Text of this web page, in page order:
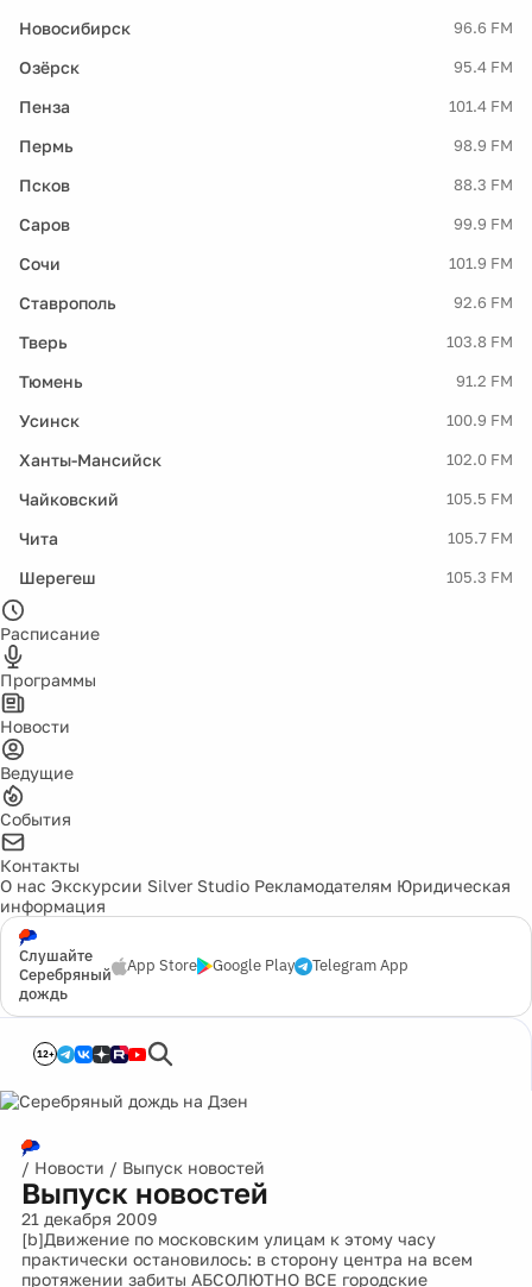
Новосибирск 96.6 FM
Озёрск 95.4 FM
Пенза 101.4 FM
Пермь 98.9 FM
Псков 88.3 FM
Саров 99.9 FM
Сочи 101.9 FM
Ставрополь 92.6 FM
Тверь 103.8 FM
Тюмень 91.2 FM
Усинск 100.9 FM
Ханты-Мансийск 102.0 FM
Чайковский 105.5 FM
Чита 105.7 FM
Шерегеш 105.3 FM
Расписание
Программы
Новости
Ведущие
События
Контакты
О нас Экскурсии Silver Studio Рекламодателям Юридическая
информация
Слушайте
Серебряный
дождь
App Store Google Play Telegram App
12+
/ Новости / Выпуск новостей
Выпуск новостей
21 декабря 2009
[b]Движение по московским улицам к этому часу
практически остановилось: в сторону центра на всем
протяжении забиты АБСОЛЮТНО ВСЕ городские